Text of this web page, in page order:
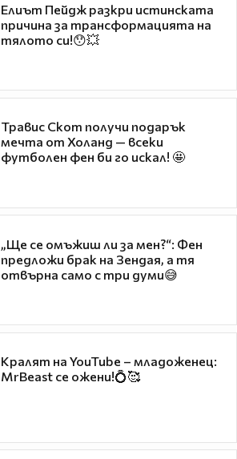
Елиът Пейдж разкри истинската
причина за трансформацията на
тялото си!😯💥
Травис Скот получи подарък
мечта от Холанд — всеки
футболен фен би го искал! 🤩
„Ще се омъжиш ли за мен?“: Фен
предложи брак на Зендая, а тя
отвърна само с три думи😅
Кралят на YouTube – младоженец:
MrBeast се ожени!💍🥰